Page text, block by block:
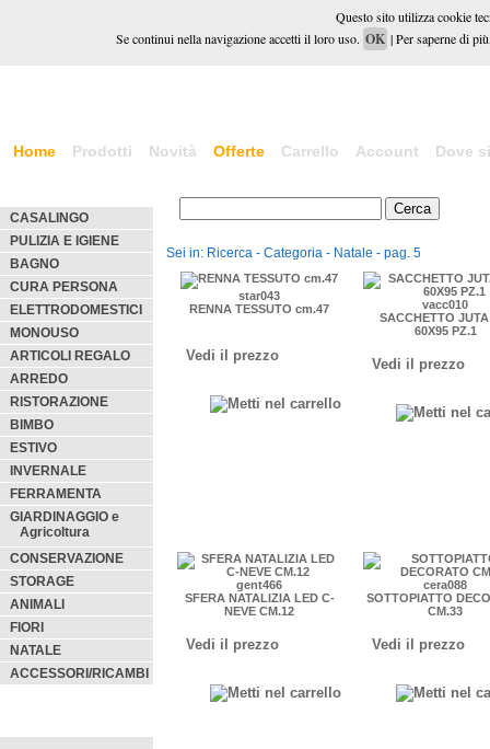
Home Prodotti Novità Offerte Carrello Account Dove
CASALINGO
PULIZIA E IGIENE
BAGNO
CURA PERSONA
ELETTRODOMESTICI
MONOUSO
ARTICOLI REGALO
ARREDO
RISTORAZIONE
BIMBO
ESTIVO
INVERNALE
FERRAMENTA
GIARDINAGGIO e
Agricoltura
CONSERVAZIONE
STORAGE
ANIMALI
FIORI
NATALE
ACCESSORI/RICAMBI
Sei in: Ricerca - Categoria - Natale - pag. 5
star043
RENNA TESSUTO cm.47
Vedi il prezzo
vacc010
SACCHETTO
60X95 PZ.1
Vedi il prezzo
gent466
SFERA NATALIZIA LED C-
NEVE CM.12
Vedi il prezzo
cera088
SOTTOPIATTO
CM.33
Vedi il prezzo
Questo sito utilizza cookie
Se continui nella navigazione accetti il loro uso. OK | Per saperne di